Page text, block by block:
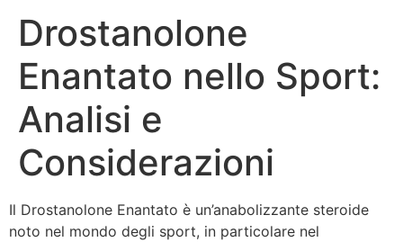
Drostanolone
Enantato nello Sport:
Analisi e
Considerazioni
Il Drostanolone Enantato è un’anabolizzante steroide
noto nel mondo degli sport, in particolare nel